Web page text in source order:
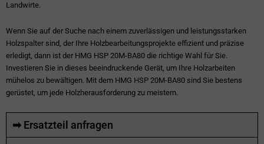
Landwirte.
Wenn Sie auf der Suche nach einem zuverlässigen und leistungsstarken
Holzspalter sind, der Ihre Holzbearbeitungsprojekte effizient und präzise
erledigt, dann ist der HMG HSP 20M-BA80 die richtige Wahl für Sie.
Investieren Sie in dieses beeindruckende Gerät, um Ihre Holzarbeiten
mühelos zu bewältigen. Mit dem HMG HSP 20M-BA80 sind Sie bestens
gerüstet, um jede Holzherausforderung zu meistern.
➡ Ersatzteil anfragen